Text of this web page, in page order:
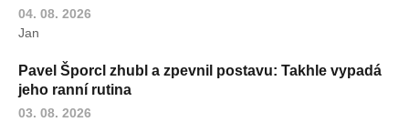
04. 08. 2026
Jan
Pavel Šporcl zhubl a zpevnil postavu: Takhle vypadá
jeho ranní rutina
03. 08. 2026